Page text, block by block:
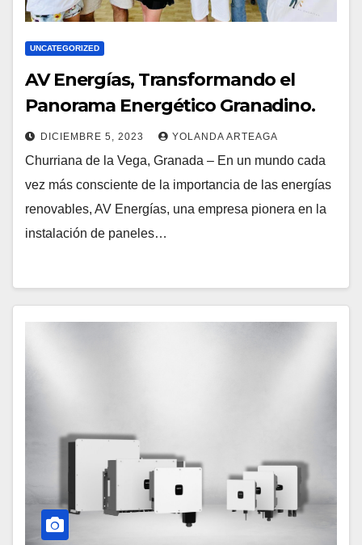
UNCATEGORIZED
AV Energías, Transformando el
Panorama Energético Granadino.
DICIEMBRE 5, 2023 YOLANDA ARTEAGA
Churriana de la Vega, Granada – En un mundo cada
vez más consciente de la importancia de las energías
renovables, AV Energías, una empresa pionera en la
instalación de paneles…